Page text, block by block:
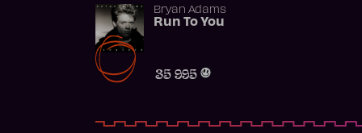
Bryan Adams
Run To You
35 995